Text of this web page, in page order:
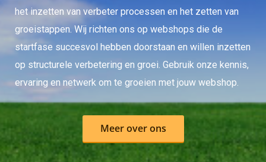
het inzetten van verbeter processen en het zetten van
groeistappen. Wij richten ons op webshops die de
startfase succesvol hebben doorstaan en willen inzetten
op structurele verbetering en groei. Gebruik onze kennis,
ervaring en netwerk om te groeien met jouw webshop.
Meer over ons